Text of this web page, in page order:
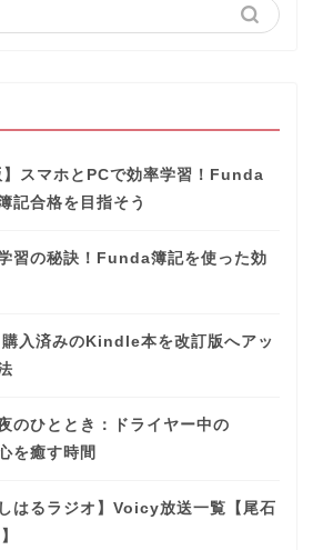
】スマホとPCで効率学習！Funda
記合格を目指そう
習の秘訣！Funda簿記を使った効
入済みのKindle本を改訂版へアッ
のひととき：ドライヤー中の
を癒す時間
はるラジオ】Voicy放送一覧【尾石